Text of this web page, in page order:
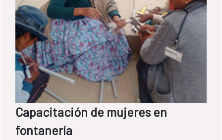
Capacitación de mujeres en
fontanería